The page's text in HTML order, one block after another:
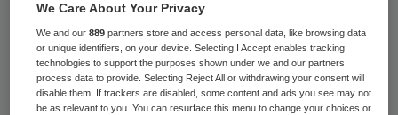
arbeidsongeschiktheid schiet tekort in het
midden- en kleinbedrijf. Ook worden risico’s
onderschat. Dat concludeert
verzekeringsspecialist Aon Nederland na
We Care About Your Privacy
We and our889 partners store and access personal data, like browsing data
or unique identifiers, on your device. Selecting I Accept enables tracking
technologies to support the purposes shown under we and our partners
process data to provide. Selecting Reject All or withdrawing your consent will
disable them. If trackers are disabled, some content and ads you see may not
be as relevant to you. You can resurface this menu to change your choices or